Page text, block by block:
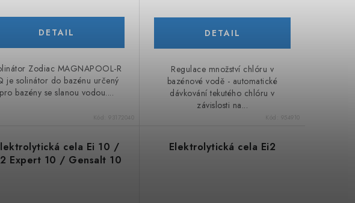
Zodiac MAGNAPOOL-R
je solinátor do bazénu určený
pro bazény se slanou vodou....
Kód: 93172040
Regulace množství chlóru v
bazénové vodě - automatické
dávkování tekutého chlóru v
závislosti na...
Kód: 954910
cela Ei 10 /
Expert 10 / Gensalt 10
Elektrolytická cela Ei2